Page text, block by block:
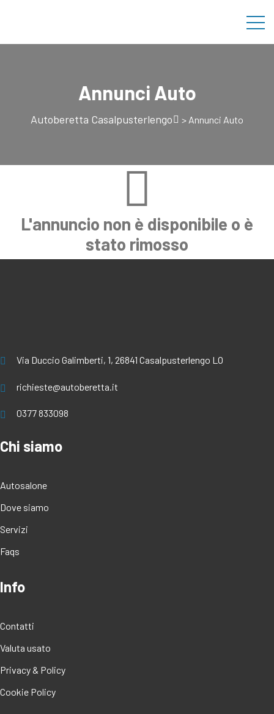
Annunci Auto
Autoberetta Casalpusterlengo > Annunci Auto
L'annuncio non è disponibile o è
stato rimosso
Via Duccio Galimberti, 1, 26841 Casalpusterlengo LO
richieste@autoberetta.it
0377 833098
Chi siamo
Autosalone
Dove siamo
Servizi
Faqs
Info
Contatti
Valuta usato
Privacy & Policy
Cookie Policy